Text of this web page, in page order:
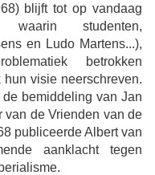
blijft tot op vandaag
studenten,
en Ludo Martens...),
betrokken
visie neerschreven.
bemiddeling van Jan
van de Vrienden van de
publiceerde Albert van
aanklacht tegen